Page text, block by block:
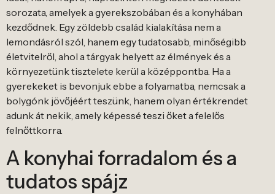
sorozata, amelyek a gyerekszobában és a konyhában
kezdődnek. Egy zöldebb család kialakítása nem a
lemondásról szól, hanem egy tudatosabb, minőségibb
életvitelről, ahol a tárgyak helyett az élmények és a
környezetünk tisztelete kerül a középpontba. Ha a
gyerekeket is bevonjuk ebbe a folyamatba, nemcsak a
bolygónk jövőjéért teszünk, hanem olyan értékrendet
adunk át nekik, amely képessé teszi őket a felelős
felnőttkorra.
A konyhai forradalom és a
tudatos spájz